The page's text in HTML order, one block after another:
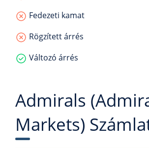
Fedezeti kamat
Rögzített árrés
Változó árrés
Admirals
Markets)